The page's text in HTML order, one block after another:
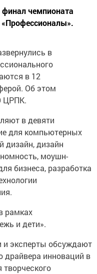
чемпионата
«Профессионалы».
в
в 12
Об этом
ЦРПК.
в девяти
для компьютерных
дизайн, дизайн
моушн-
бизнеса, разработка
рамках
и дети».
и эксперты обсуждают
драйвера инноваций в